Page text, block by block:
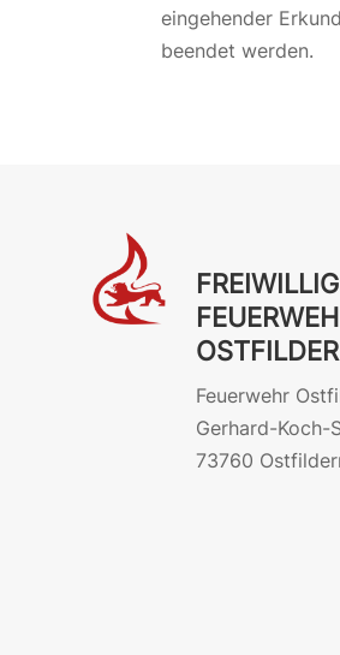
eingehender
beendet werden.
Feuerwehr
Gerhard-Koch-
73760